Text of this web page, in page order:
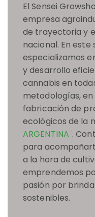
El Sensei
empresa
de trayectoria y
nacional. En
especializamos
y desarrollo
cannabis en
metodologías,
fabricación de
ecológicos de la
ARGENTINA¨.
para
a la hora de
emprendemos
pasión por
sostenibles.